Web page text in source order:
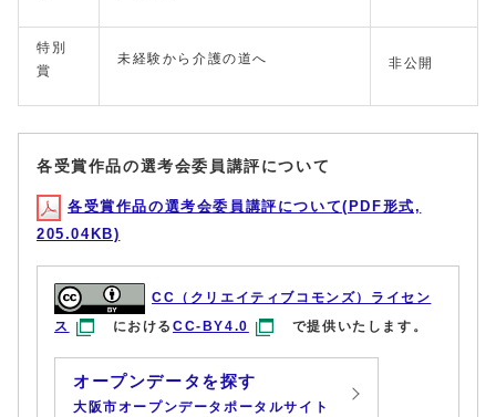
特別
賞
未経験から介護の道へ 非公開
各受賞作品の選考会委員講評について
各受賞作品の選考会委員講評について(PDF形式,
205.04KB)
CC（クリエイティブコモンズ）ライセン
ス
におけるCC-BY4.0 で提供いたします。
オープンデータを探す
大阪市オープンデータポータルサイト